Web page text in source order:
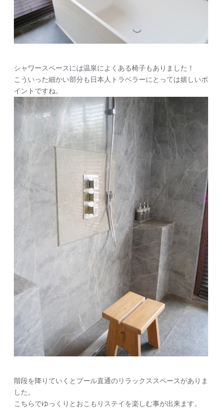
シャワースペースには温泉によくある椅子もありました！
こういった細かい部分も日本人トラベラーにとっては嬉しいポ
イントですね。
階段を降りていくとプール直通のリラックススペースがありま
した。
こちらでゆっくりとおこもりステイを楽しむ事が出来ます。